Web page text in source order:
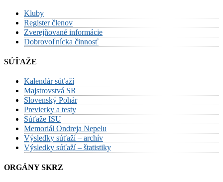
Kluby
Register členov
Zverejňované informácie
Dobrovoľnícka činnosť
SÚŤAŽE
Kalendár súťaží
Majstrovstvá SR
Slovenský Pohár
Previerky a testy
Súťaže ISU
Memoriál Ondreja Nepelu
Výsledky súťaží – archív
Výsledky súťaží – štatistiky
ORGÁNY SKRZ